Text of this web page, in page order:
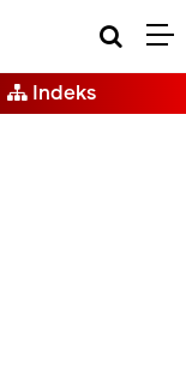
Indeks